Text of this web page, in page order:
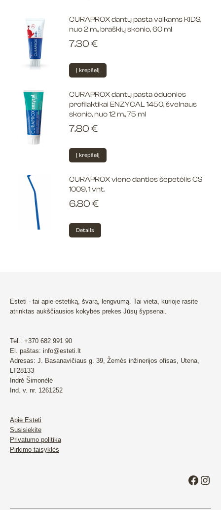
CURAPROX dantų pasta vaikams KIDS,
nuo 2 m., braškių skonio, 60 ml
7.30 €
Į krepšelį
CURAPROX dantų pasta ėduonies
profilaktikai ENZYCAL 1450, švelnaus
skonio, nuo 12 m., 75 ml
7.80 €
Į krepšelį
CURAPROX vieno danties šepetėlis CS
1009, 1 vnt.
6.80 €
Details
Esteti - tai apie estetiką, švarą, lengvumą. Tai vieta, kurioje rasite
atrinktas aukščiausios kokybės prekes Jūsų šypsenai.
Tel.: +370 682 991 90
El. paštas: info@esteti.lt
Adresas: J. Basanavičiaus g. 39, Žemės inžinerijos ofisas, Utena,
LT28133
Indrė Šimonėlė
Ind. v. nr. 1261252
Apie Esteti
Susisiekite
Privatumo politika
Pirkimo taisyklės